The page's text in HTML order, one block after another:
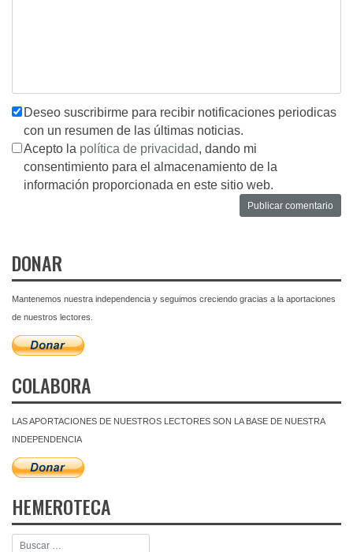
Deseo suscribirme para recibir notificaciones periodicas
con un resumen de las últimas noticias.
Acepto la política de privacidad, dando mi
consentimiento para el almacenamiento de la
información proporcionada en este sitio web.
DONAR
Mantenemos nuestra independencia y seguimos creciendo gracias a la aportaciones
de nuestros lectores.
COLABORA
LAS APORTACIONES DE NUESTROS LECTORES SON LA BASE DE NUESTRA
INDEPENDENCIA
HEMEROTECA